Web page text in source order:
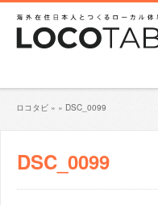
ロコタビ » » DSC_0099
DSC_0099